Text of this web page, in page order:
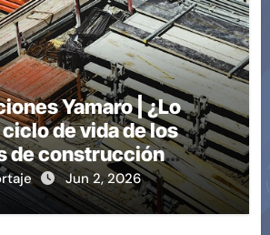
Yamaro | ¿Lo
de vida de los
de construcción
eficiencia en
Jun 2, 2026